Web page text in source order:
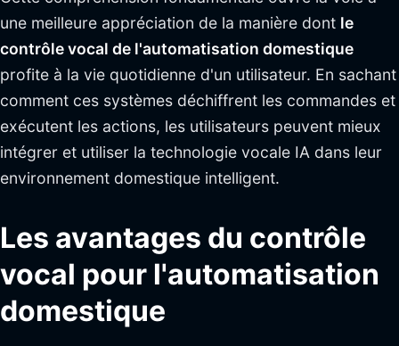
une meilleure appréciation de la manière dont le
contrôle vocal de l'automatisation domestique
profite à la vie quotidienne d'un utilisateur. En sachant
comment ces systèmes déchiffrent les commandes et
exécutent les actions, les utilisateurs peuvent mieux
intégrer et utiliser la technologie vocale IA dans leur
environnement domestique intelligent.
Les avantages du contrôle
vocal pour l'automatisation
domestique